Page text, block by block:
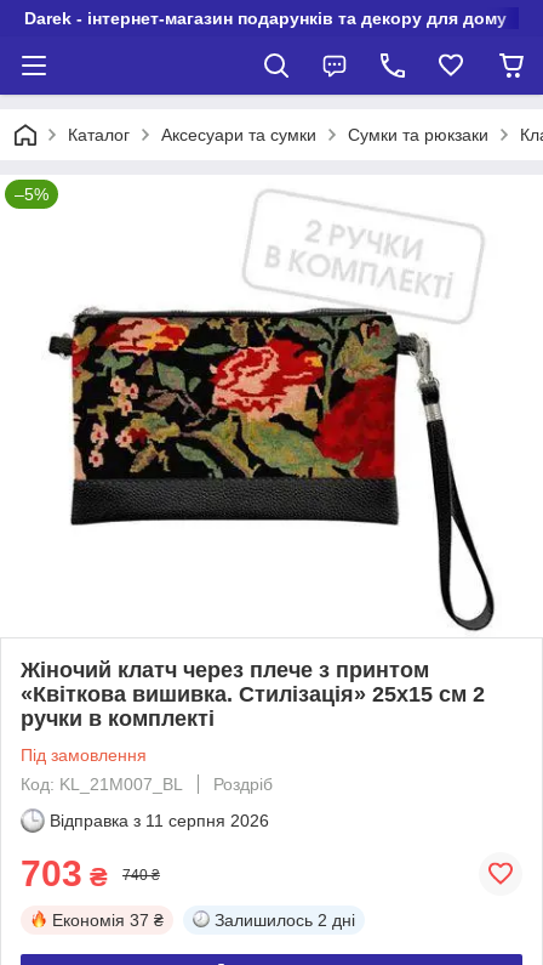
Darek - інтернет-магазин подарунків та декору для дому
Каталог Аксесуари та сумки Сумки та рюкзаки
–5%
Жіночий клатч через плече з принтом
«Квіткова вишивка. Стилізація» 25х15 см 2
ручки в комплекті
Під замовлення
Код: KL_21M007_BL
Роздріб
Відправка з 11 серпня 2026
703 ₴ 740 ₴
Економія 37 ₴ Залишилось 2 дні